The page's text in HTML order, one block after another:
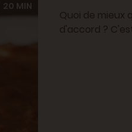
20 MIN
Quoi de mieux
d'accord ?